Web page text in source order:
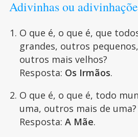
Adivinhas ou
O que é, o que é, que
grandes, outros
outros mais velhos?
Resposta: Os Irmãos.
O que é, o que é, todo
uma, outros mais de uma?
Resposta: A Mãe.